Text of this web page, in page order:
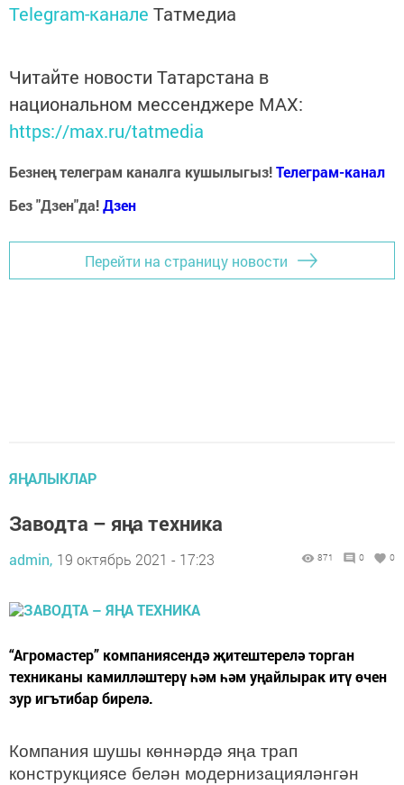
Telegram-канале Татмедиа
Читайте новости Татарстана в
национальном мессенджере MАХ:
https://max.ru/tatmedia
Безнең телеграм каналга кушылыгыз!Телеграм-канал
Без "Дзен"да!Дзен
Перейти на страницу новости
ЯҢАЛЫКЛАР
Заводта – яңа техника
admin, 19 октябрь 2021 - 17:23 871 0 0
“Агромастер” компаниясендә җитештерелә торган
техниканы камилләштерү һәм һәм уңайлырак итү өчен
зур игътибар бирелә.
Компания шушы көннәрдә яңа трап
конструкциясе белән модернизацияләнгән